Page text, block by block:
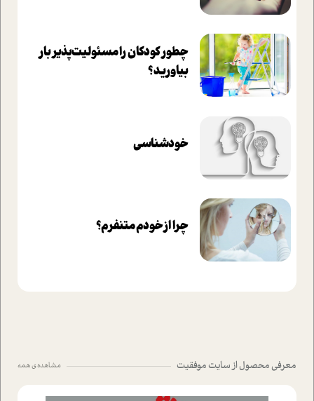
چطور کودکان را مسئولیت‌پذیر بار
بیاورید؟
خودشناسی
چرا از خودم متنفرم؟
معرفی محصول از سایت موفقیت مشاهده ی همه